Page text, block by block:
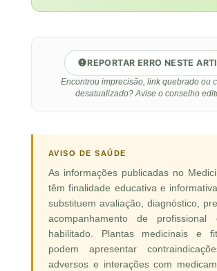
REPORTAR ERRO NESTE
Encontrou imprecisão, link quebrado ou
desatualizado? Avise o conselho
AVISO DE SAÚDE
As informações publicadas no
têm finalidade educativa e
substituem avaliação, diagnóstico,
acompanhamento de profissional
habilitado. Plantas medicinais e
podem apresentar
adversos e interações com